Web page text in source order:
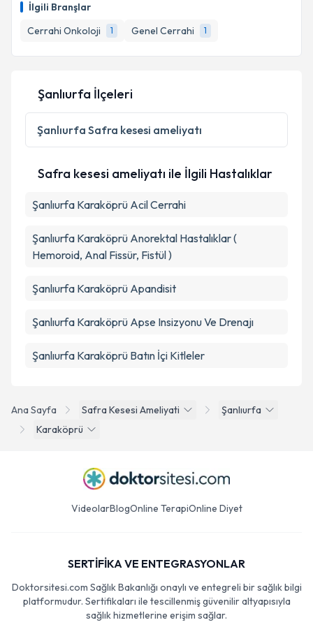
İlgili Branşlar
Cerrahi Onkoloji
1 Genel Cerrahi 1
Ana Sayfa Safra Kesesi Ameliyati
Şanlıurfa
Karaköprü
Şanlıurfa İlçeleri
Şanlıurfa Safra kesesi ameliyatı
Safra kesesi ameliyatı ile İlgili Hastalıklar
Şanlıurfa Karaköprü Acil Cerrahi
Şanlıurfa Karaköprü Anorektal Hastalıklar (
Hemoroid, Anal Fissür, Fistül )
Şanlıurfa Karaköprü Apandisit
Şanlıurfa Karaköprü Apse Insizyonu Ve Drenajı
Şanlıurfa Karaköprü Batın İçi Kitleler
VideolarBlogOnline TerapiOnline Diyet
SERTİFİKA VE ENTEGRASYONLAR
Doktorsitesi.com Sağlık Bakanlığı onaylı ve entegreli bir sağlık bilgi
platformudur. Sertifikaları ile tescillenmiş güvenilir altyapısıyla
sağlık hizmetlerine erişim sağlar.